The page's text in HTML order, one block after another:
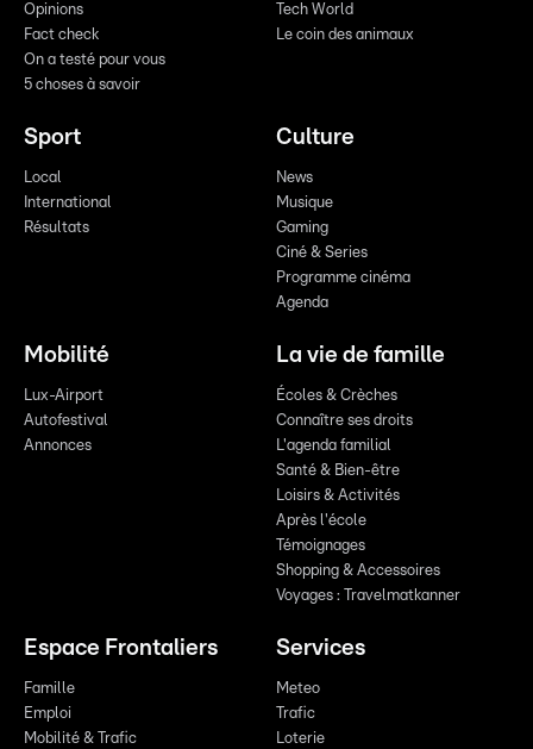
Opinions
Fact check
On a testé pour vous
5 choses à savoir
Tech World
Le coin des animaux
Sport
Local
International
Résultats
Culture
News
Musique
Gaming
Ciné & Series
Programme cinéma
Agenda
Mobilité
Lux-Airport
Autofestival
Annonces
La vie de famille
Écoles & Crèches
Connaître ses droits
L'agenda familial
Santé & Bien-être
Loisirs & Activités
Après l'école
Témoignages
Shopping & Accessoires
Voyages : Travelmatkanner
Espace Frontaliers
Famille
Emploi
Mobilité & Trafic
Services
Meteo
Trafic
Loterie